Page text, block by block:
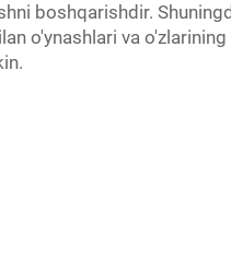
boshqarishdir.
o'ynashlari va o'zlarining